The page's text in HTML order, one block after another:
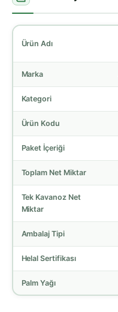
Ürün Adı
Marka
Kategori
Ürün Kodu
Paket İçeriği
Toplam Net Miktar
Tek Kavanoz Net
Miktar
Ambalaj Tipi
Helal Sertifikası
Palm Yağı